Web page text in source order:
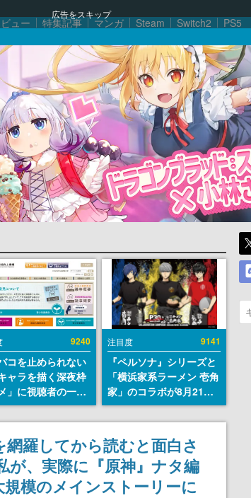
広告をスキップ
ュー 特集記事 マンガ Steam Switch2 PS5
9240
コを止められない
ャラを描く深夜枠
」に視聴者の一部
判意見。違法薬物
と思しき描写も含
BPOが議論を交わ
注目度 9141
『ペルソナ』シリーズと
「横浜家系ラーメン 壱角
家」のコラボが8月21日
から開催。”はがくれ”風
とんこつラーメンや、お
いしく食べられるカレー
ラーメンがラインナップ
羅してから読むと面白さ
が、実際に『原神』ナタ編
模のメインストーリーに